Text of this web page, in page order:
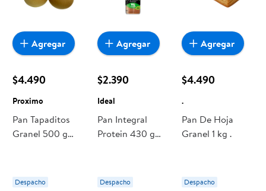
$4.490
Proximo
Pan Tapaditos
Granel 500 g
Despacho
Agregar
$2.390
Ideal
Pan Integral
Protein 430 g
Despacho
Agregar
$4.490
.
Pan De Hoja
Granel 1 kg .
Despacho
Agregar